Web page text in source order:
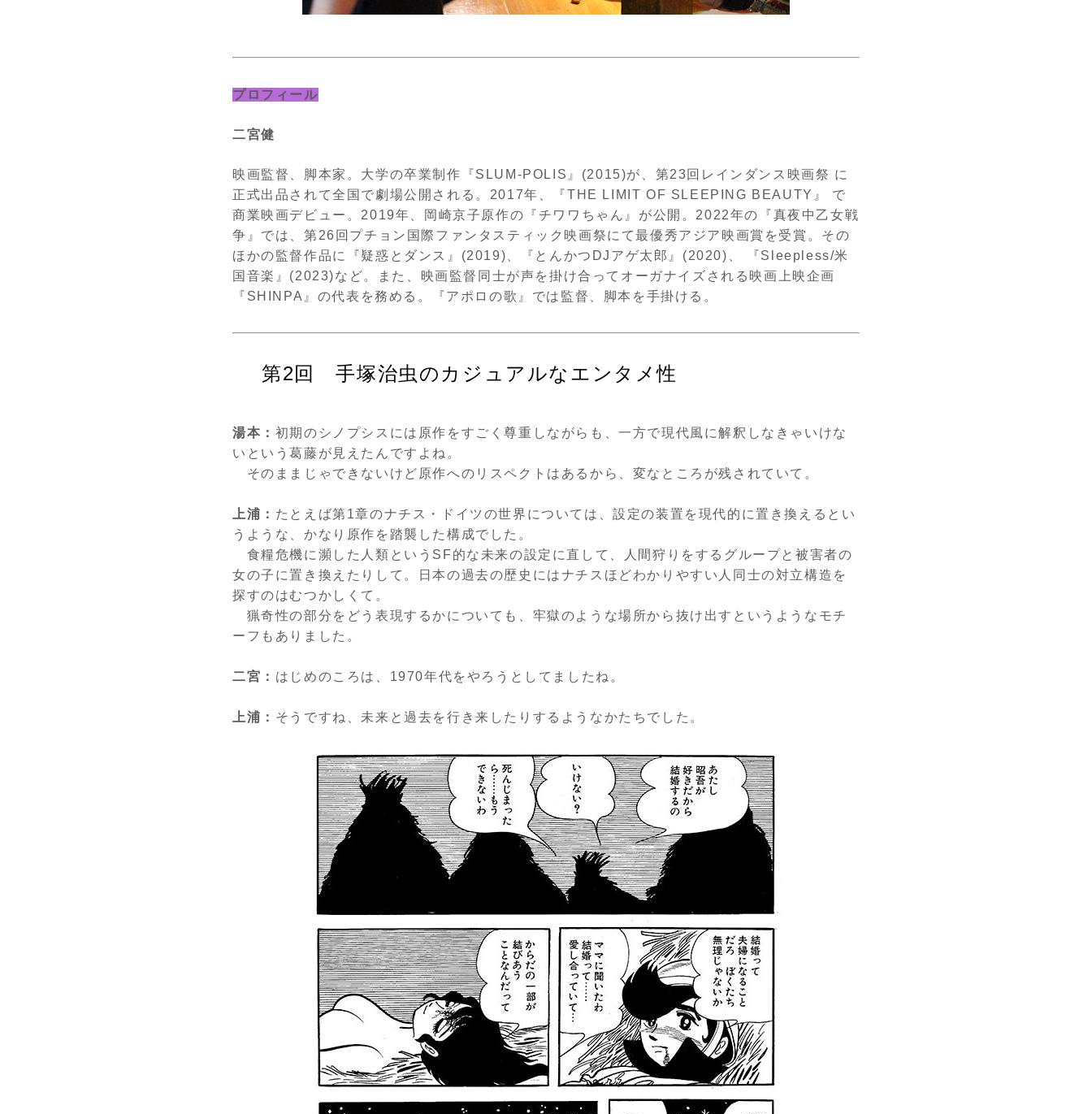
プロフィール
二宮健
映画監督、脚本家。大学の卒業制作『SLUM-POLIS 』 (2015)が、第23回レインダンス映画祭 に
正式出品されて全国で劇場公開される。 2017年、『THE LIMIT OF SLEEPING BEAUTY 』 で
商業映画デビュー。 2019年、岡崎京子原作の『チワワちゃん』が公開。 2022年の『真夜中乙女戦
争』では、第 26 回プチョン国際ファンタスティック映画祭にて最優秀アジア映画賞を受賞。その
ほかの監督作品に『疑惑とダンス』 (2019) 、『とんかつ DJ アゲ太郎』 (2020) 、 『Sleepless/米
国音楽』 (2023)など。また、映画監督同士が声を掛け合ってオーガナイズされる映画上映企画
『 SHINPA 』の代表を務める。『アポロの歌』では監督、脚本を手掛ける。
第2回 手塚治虫のカジュアルなエンタメ性
湯本： 初期のシノプシスには原作をすごく尊重しながらも、一方で現代風に解釈しなきゃいけな
いという葛藤が見えたんですよね。
そのままじゃできないけど原作へのリスペクトはあるから、変なところが残されていて。
上浦： たとえば第 1章のナチス・ドイツの世界については、設定の装置を現代的に置き換えるとい
うような、かなり原作を踏襲した構成でした。
食糧危機に瀕した人類という SF 的な未来の設定に直して、人間狩りをするグループと被害者の
女の子に置き換えたりして。日本の過去の歴史にはナチスほどわかりやすい人同士の対立構造を
探すのはむつかしくて。
猟奇性の部分をどう表現するかについても、牢獄のような場所から抜け出すというようなモチ
ーフもありました。
二宮： はじめのころは、 1970年代をやろうとしてましたね。
上浦： そうですね、未来と過去を行き来したりするようなかたちでした。